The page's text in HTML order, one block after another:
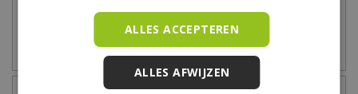
ALLES ACCEPTEREN
ALLES AFWIJZEN